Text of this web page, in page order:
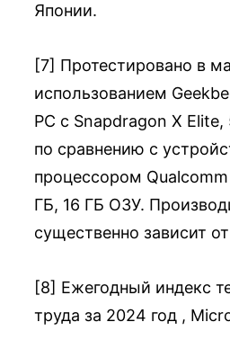
Японии.
[7] Протестировано в
использованием
PC с Snapdragon X
по сравнению с
процессором
ГБ, 16 ГБ ОЗУ.
существенно зависит
[8] Ежегодный индекс
труда за 2024 год ,